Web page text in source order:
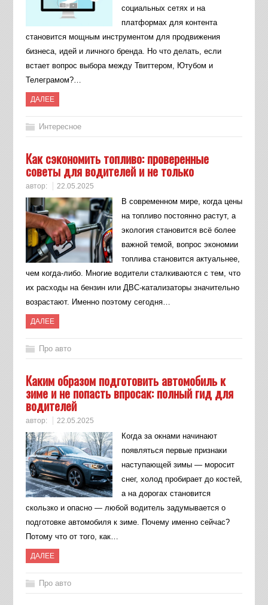
социальных сетях и на
платформах для контента
становится мощным инструментом для продвижения
бизнеса, идей и личного бренда. Но что делать, если
встает вопрос выбора между Твиттером, Ютубом и
Телеграмом?…
ДАЛЕЕ
Интересное
Как сэкономить топливо: проверенные
советы для водителей и не только
автор: 22.05.2025
В современном мире, когда цены
на топливо постоянно растут, а
экология становится всё более
важной темой, вопрос экономии
топлива становится актуальнее,
чем когда-либо. Многие водители сталкиваются с тем, что
их расходы на бензин или ДВС-катализаторы значительно
возрастают. Именно поэтому сегодня…
ДАЛЕЕ
Про авто
Каким образом подготовить автомобиль к
зиме и не попасть впросак: полный гид для
водителей
автор: 22.05.2025
Когда за окнами начинают
появляться первые признаки
наступающей зимы — моросит
снег, холод пробирает до костей,
а на дорогах становится
скользко и опасно — любой водитель задумывается о
подготовке автомобиля к зиме. Почему именно сейчас?
Потому что от того, как…
ДАЛЕЕ
Про авто